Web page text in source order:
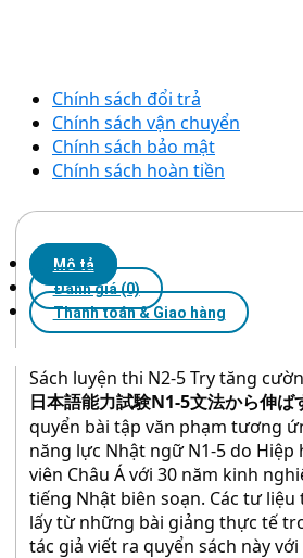
Chính sách đổi trả
Chính sách vận chuyển
Chính sách bảo mật
Chính sách hoàn tiền
Mô tả
Đánh giá (0)
Thanh toán & Giao hàng
Sách luyện thi N2-5 Try tăng
日本語能力試験N1-5文法から伸ば
quyển bài tập văn phạm tương
năng lực Nhật ngữ N1-5 do Hiệp
viên Châu Á với 30 năm kinh
tiếng Nhật biên soạn. Các tư
lấy từ những bài giảng thực tế
tác giả viết ra quyển sách này